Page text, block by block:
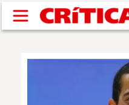
Pasar al contenido principal